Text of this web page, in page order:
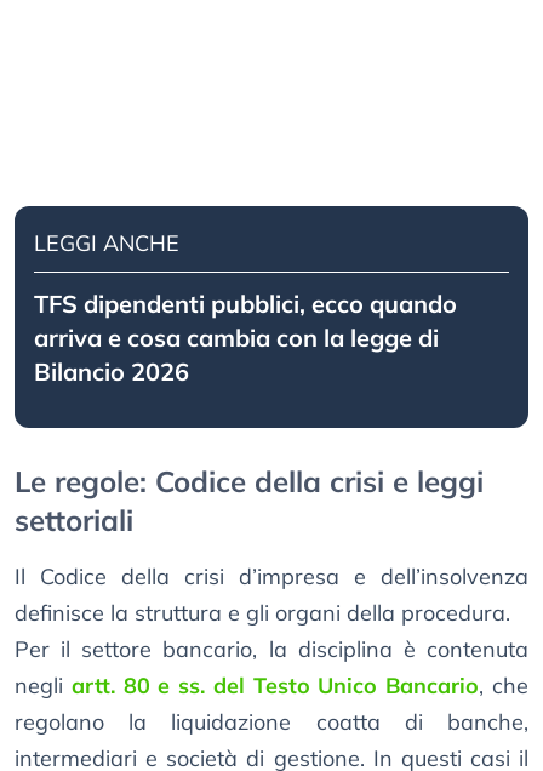
LEGGI ANCHE
TFS dipendenti pubblici, ecco quando
arriva e cosa cambia con la legge di
Bilancio 2026
Le regole: Codice della crisi e leggi
settoriali
Il Codice della crisi d’impresa e dell’insolvenza
definisce la struttura e gli organi della procedura.
Per il settore bancario, la disciplina è contenuta
negli artt. 80 e ss. del Testo Unico Bancario, che
regolano la liquidazione coatta di banche,
intermediari e società di gestione. In questi casi il